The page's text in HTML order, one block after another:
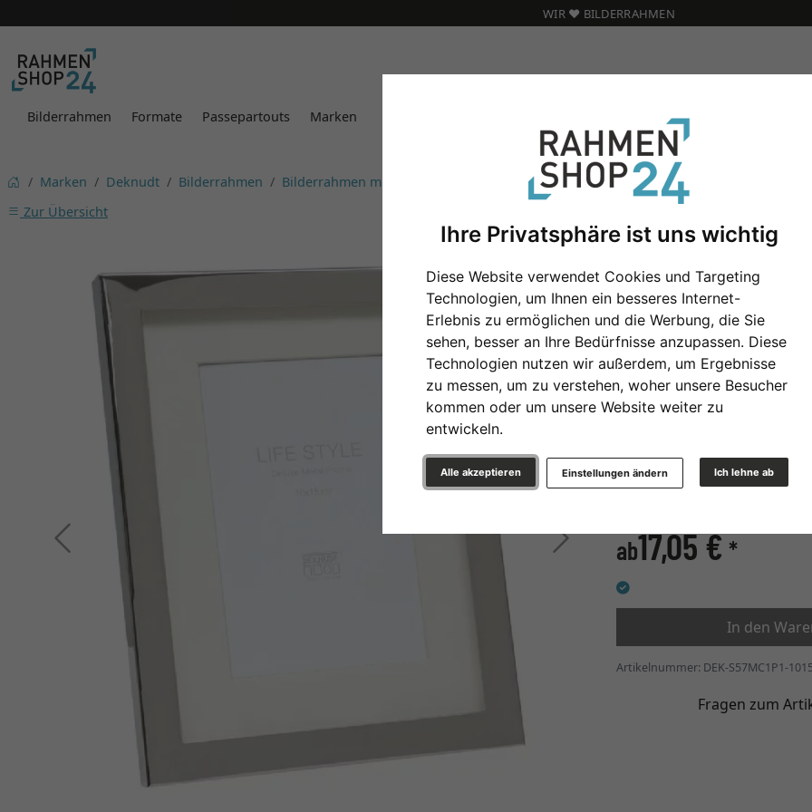
Ihre Privatsphäre ist uns wichtig
Diese Website verwendet Cookies und Targeting
Technologien, um Ihnen ein besseres Internet-
Erlebnis zu ermöglichen und die Werbung, die Sie
sehen, besser an Ihre Bedürfnisse anzupassen. Diese
Technologien nutzen wir außerdem, um Ergebnisse
zu messen, um zu verstehen, woher unsere Besucher
kommen oder um unsere Website weiter zu
entwickeln.
Alle akzeptieren Ich lehne ab
Einstellungen ändern
WIR ❤️ BILDERRAHMEN
Bilderrahmen Formate Passepartouts Marken
Marken Deknudt Bilderrahmen Bilderrahmen mit Passepartout
Glänzender Fotorahmen mit Passepartout
Zur Übersicht
Zurück Weiter
Glänzender
Format
Farbe
ab17,05 € *
In den
Artikelnummer: DEK-S57MC1P1-
Fragen zum